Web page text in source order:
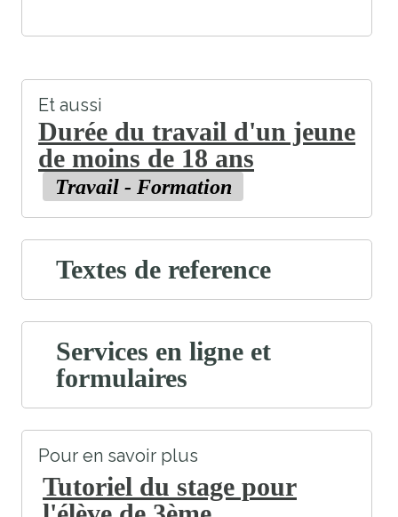
Et aussi
Durée du travail d'un jeune
de moins de 18 ans
Travail - Formation
Textes de reference
Services en ligne et
formulaires
Pour en savoir plus
Tutoriel du stage pour